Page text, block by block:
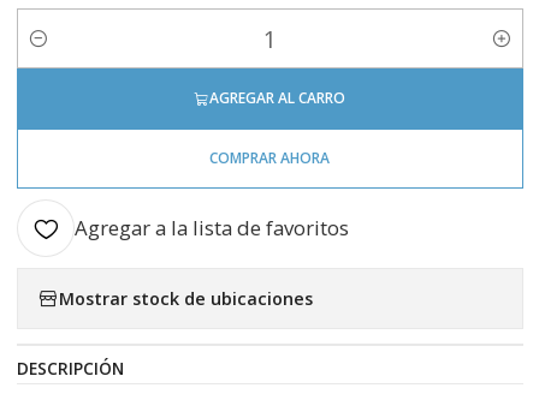
Cantidad
AGREGAR AL CARRO
COMPRAR AHORA
Agregar a la lista de favoritos
Mostrar stock de ubicaciones
DESCRIPCIÓN